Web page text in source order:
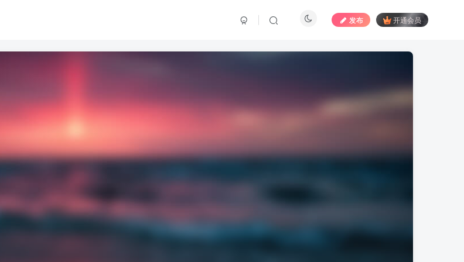
发布 开通会员